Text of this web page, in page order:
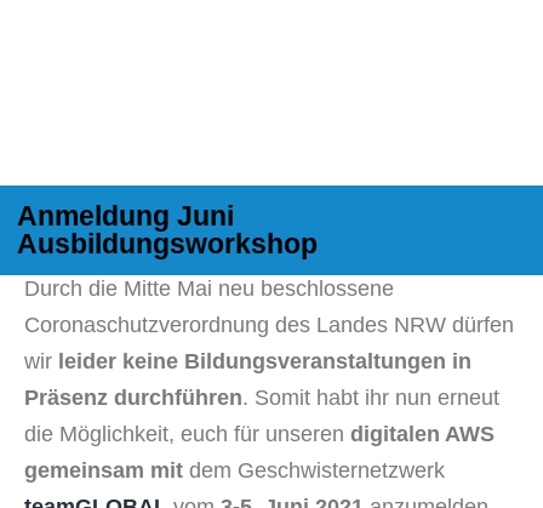
Anmeldung Juni
Ausbildungsworkshop
Durch die Mitte Mai neu beschlossene
Coronaschutzverordnung des Landes NRW dürfen
wir leider keine Bildungsveranstaltungen in
Präsenz durchführen. Somit habt ihr nun erneut
die Möglichkeit, euch für unseren digitalen AWS
gemeinsam mit dem Geschwisternetzwerk